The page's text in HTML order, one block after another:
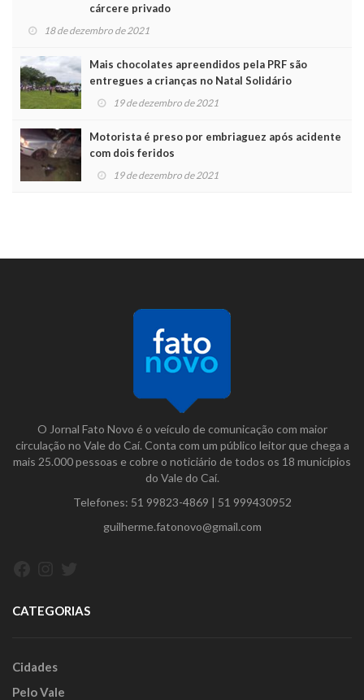
cárcere privado
18 de dezembro de 2021
Mais chocolates apreendidos pela PRF são
entregues a crianças no Natal Solidário
19 de dezembro de 2021
Motorista é preso por embriaguez após acidente
com dois feridos
19 de dezembro de 2021
O Jornal Fato Novo é o veículo de comunicação com maior
circulação no Vale do Caí. Conta com um público leitor que chega a
mais 25.000 pessoas e cobre o noticiário de todos os 18 municípios
do Vale do Caí.
Telefones: 51 99823-4869 | 51 999430952
guilherme.fatonovo@gmail.com
CATEGORIAS
Cidades
Pelo Vale